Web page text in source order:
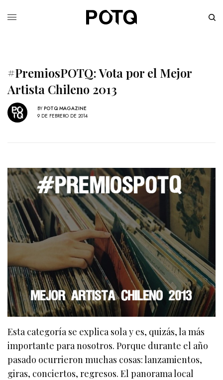
#PremiosPOTQ: Vota por el Mejor
Artista Chileno 2013
BY POTQ MAGAZINE
9 DE FEBRERO DE 2014
Esta categoría se explica sola y es, quizás, la más
importante para nosotros. Porque durante el año
pasado ocurrieron muchas cosas: lanzamientos,
giras, conciertos, regresos. El panorama local